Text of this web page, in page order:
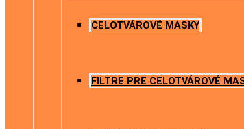
CELOTVÁROVÉ MASKY
FILTRE PRE CELOTVÁROVÉ